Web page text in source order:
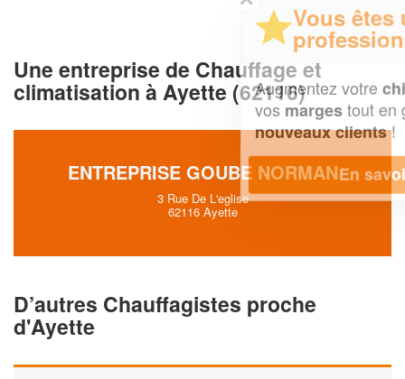
Une entreprise de Chauffage et
climatisation à Ayette (62116)
ENTREPRISE GOUBE NORMAN
3 Rue De L'eglise
62116 Ayette
D’autres Chauffagistes proche
d'Ayette
Vous êtes un
professionnel ?
Augmentez votrechiffre d'affaireset
marges
tout en gagnant de
nouveaux clients!
En savoir plus